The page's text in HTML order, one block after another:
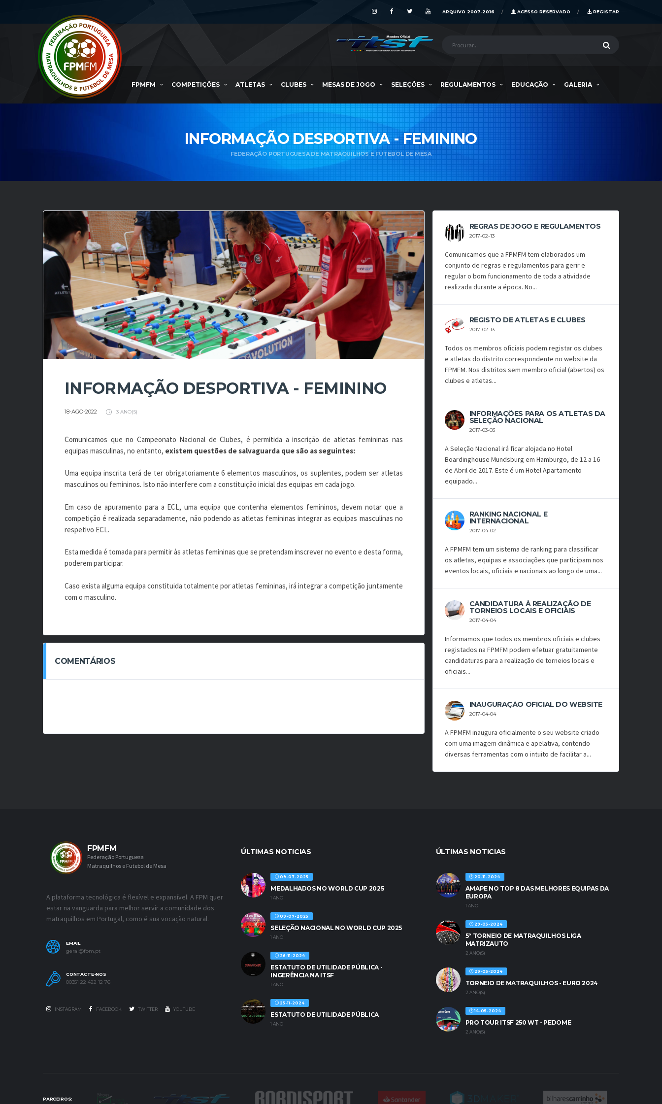
REGISTAR
ACESSO RESERVADO
ARQUIVO 2007-2016
FPMFM COMPETIÇÕES ATLETAS CLUBES MESAS DE JOGO SELEÇÕES REGULAMENTOS EDUCAÇÃO GALERIA
INFORMAÇÃO DESPORTIVA - FEMININO
FEDERAÇÃO PORTUGUESA DE MATRAQUILHOS E FUTEBOL DE MESA
INFORMAÇÃO DESPORTIVA - FEMININO
18-AGO-2022 3 ANO(S)
Comunicamos que no Campeonato Nacional de Clubes, é permitida a inscrição de atletas femininas nas
equipas masculinas, no entanto, existem questões de salvaguarda que são as seguintes:
Uma equipa inscrita terá de ter obrigatoriamente 6 elementos masculinos, os suplentes, podem ser atletas
masculinos ou femininos. Isto não interfere com a constituição inicial das equipas em cada jogo.
Em caso de apuramento para a ECL, uma equipa que contenha elementos femininos, devem notar que a
competição é realizada separadamente, não podendo as atletas femininas integrar as equipas masculinas no
respetivo ECL.
Esta medida é tomada para permitir às atletas femininas que se pretendam inscrever no evento e desta forma,
poderem participar.
Caso exista alguma equipa constituida totalmente por atletas femininas, irá integrar a competição juntamente
com o masculino.
COMENTÁRIOS
REGRAS DE JOGO E REGULAMENTOS
2017-02-13
Comunicamos que a FPMFM tem elaborados um
conjunto de regras e regulamentos para gerir e
regular o bom funcionamento de toda a atividade
realizada durante a época. No...
REGISTO DE ATLETAS E CLUBES
2017-02-13
Todos os membros oficiais podem registar os clubes
e atletas do distrito correspondente no website da
FPMFM. Nos distritos sem membro oficial (abertos) os
clubes e atletas...
INFORMAÇÕES PARA OS ATLETAS DA
SELEÇÃO NACIONAL
2017-03-03
A Seleção Nacional irá ficar alojada no Hotel
Boardinghouse Mundsburg em Hamburgo, de 12 a 16
de Abril de 2017. Este é um Hotel Apartamento
equipado...
RANKING NACIONAL E
INTERNACIONAL
2017-04-02
A FPMFM tem um sistema de ranking para classificar
os atletas, equipas e associações que participam nos
eventos locais, oficiais e nacionais ao longo de uma...
CANDIDATURA À REALIZAÇÃO DE
TORNEIOS LOCAIS E OFICIAIS
2017-04-04
Informamos que todos os membros oficiais e clubes
registados na FPMFM podem efetuar gratuitamente
candidaturas para a realização de torneios locais e
oficiais...
INAUGURAÇÃO OFICIAL DO WEBSITE
2017-04-04
A FPMFM inaugura oficialmente o seu website criado
com uma imagem dinâmica e apelativa, contendo
diversas ferramentas com o intuito de facilitar a...
FPMFM
Federação Portuguesa
Matraquilhos e Futebol de Mesa
A plataforma tecnológica é flexível e expansível. A FPM quer
estar na vanguarda para melhor servir a comunidade dos
matraquilhos em Portugal, como é sua vocação natural.
EMAIL
geral@fpm.pt
CONTACTE-NOS
00351 22 422 12 76
INSTAGRAM FACEBOOK TWITTER YOUTUBE
ÚLTIMAS NOTICIAS
09-07-2025
MEDALHADOS NO WORLD CUP 2025
1 ANO
09-07-2025
SELEÇÃO NACIONAL NO WORLD CUP 2025
1 ANO
26-11-2024
ESTATUTO DE UTILIDADE PÚBLICA -
INGERÊNCIA NA ITSF
1 ANO
25-11-2024
ESTATUTO DE UTILIDADE PÚBLICA
1 ANO
ÚLTIMAS NOTICIAS
20-11-2024
AMAPE NO TOP 8 DAS MELHORES EQUIPAS DA
EUROPA
1 ANO
29-05-2024
5º TORNEIO DE MATRAQUILHOS LIGA
MATRIZAUTO
2 ANO(S)
29-05-2024
TORNEIO DE MATRAQUILHOS - EURO 2024
2 ANO(S)
14-05-2024
PRO TOUR ITSF 250 WT - PEDOME
2 ANO(S)
PARCEIROS: